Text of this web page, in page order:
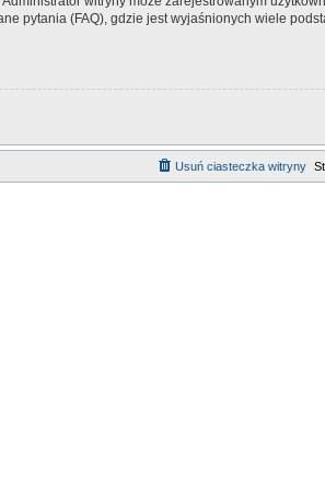
pytania (FAQ), gdzie jest wyjaśnionych wiele
Usuń ciasteczka witryny